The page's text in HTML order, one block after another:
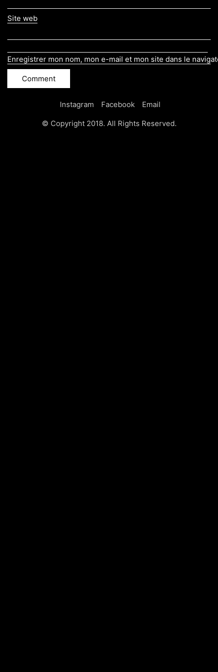
Site web
Enregistrer mon nom, mon e-mail et mon site dans le
Instagram Facebook Email
© Copyright 2018. All Rights Reserved.